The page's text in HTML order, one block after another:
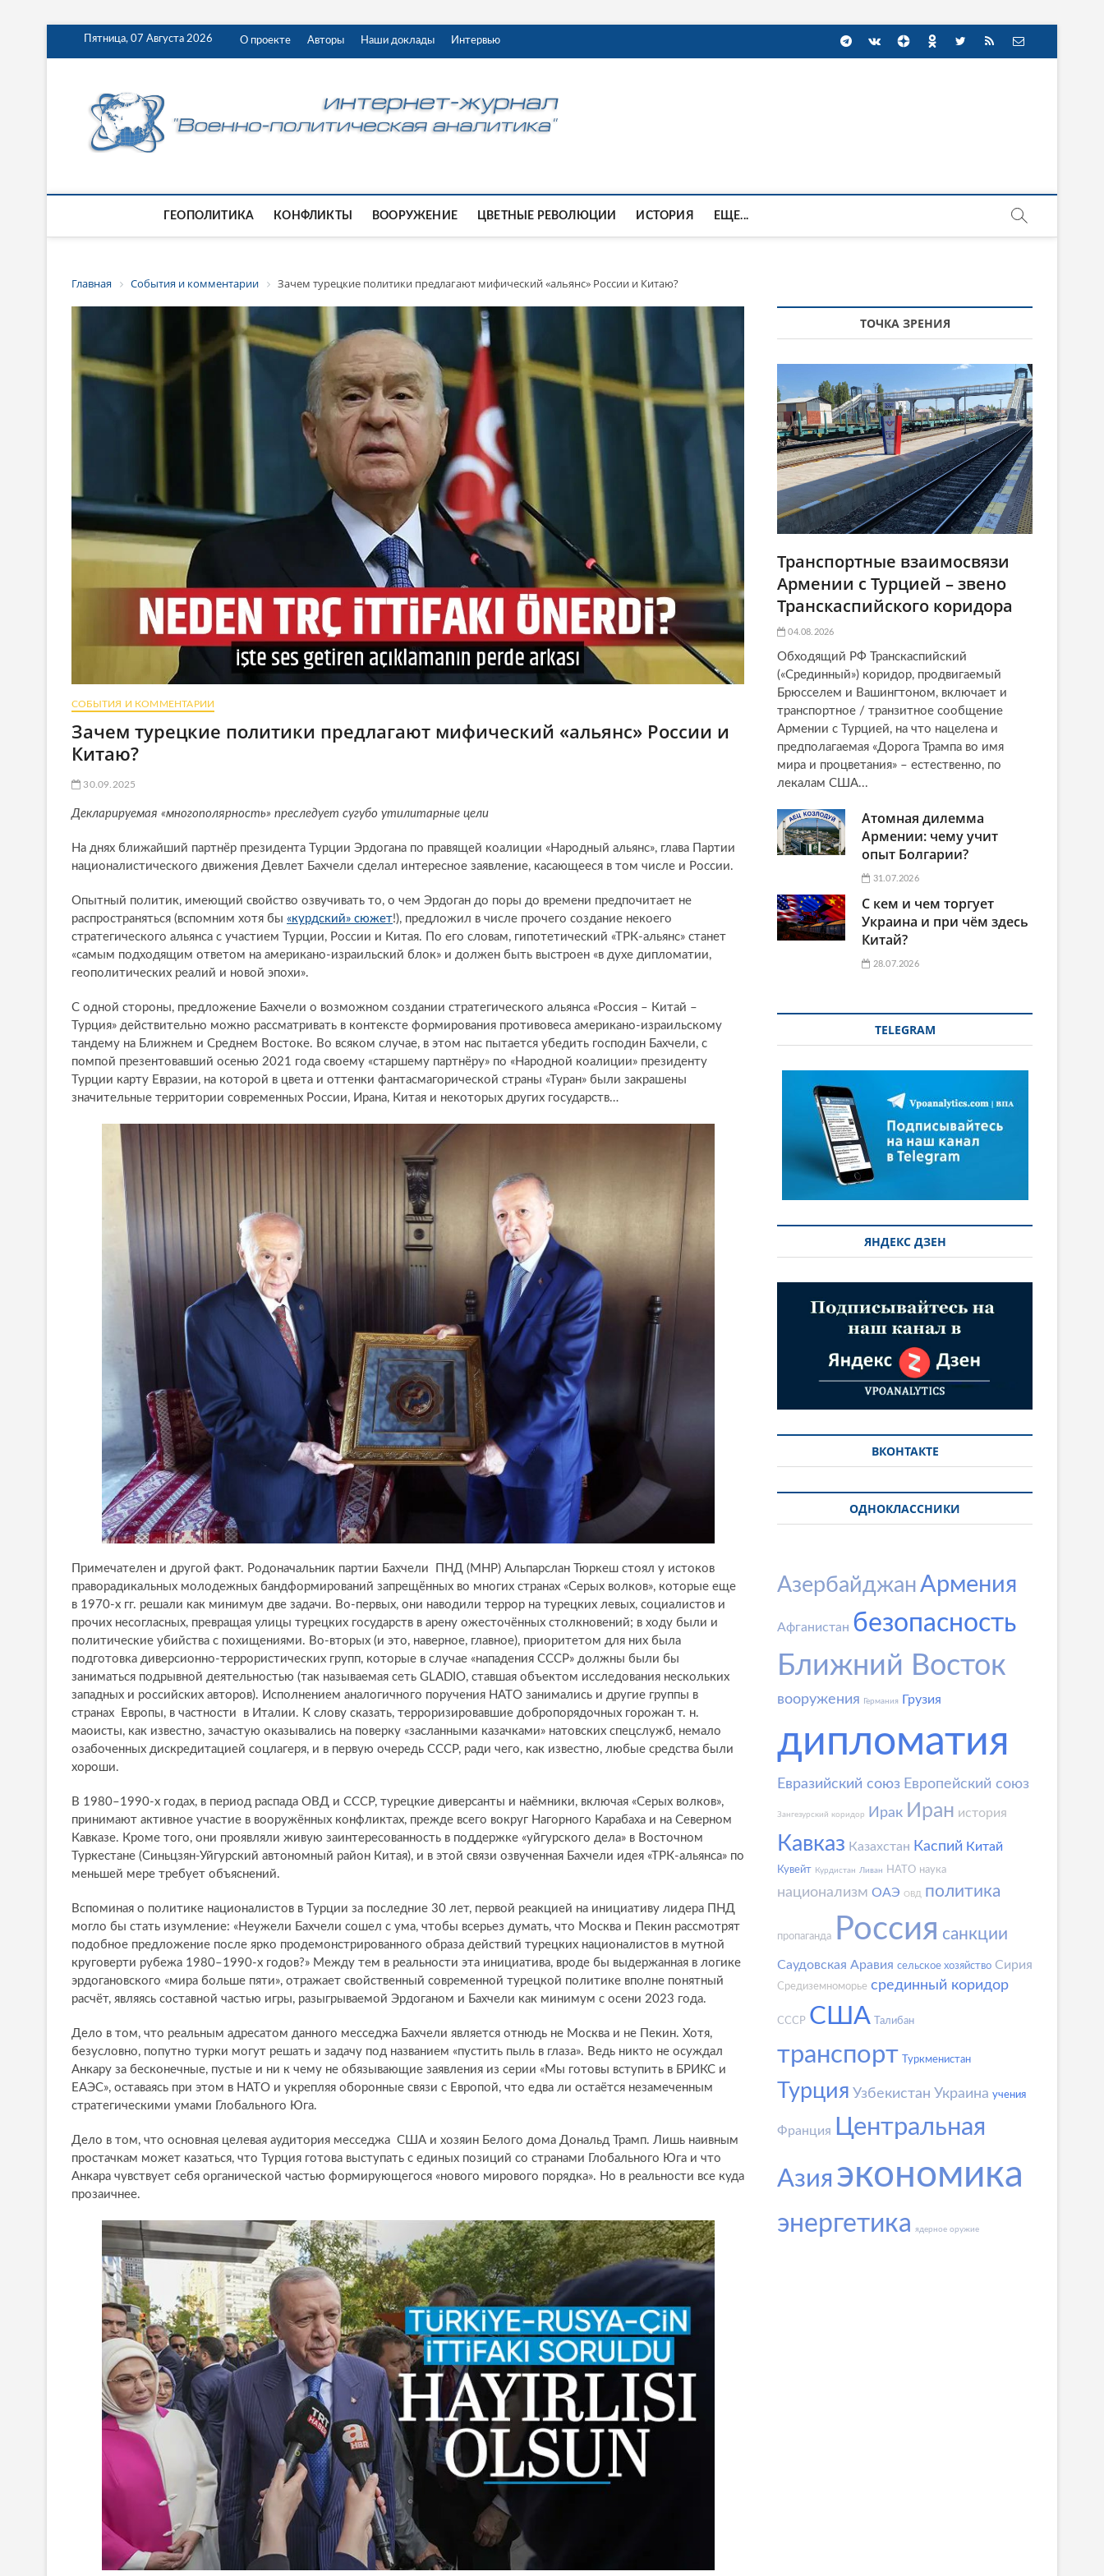
Пятница, 07 Августа 2026 О проекте Авторы Наши доклады Интервью
ГЕОПОЛИТИКА КОНФЛИКТЫ ВООРУЖЕНИЕ ЦВЕТНЫЕ РЕВОЛЮЦИИ ИСТОРИЯ ЕЩЕ...
Главная События и комментарии Зачем турецкие политики предлагают мифический «альянс» России и Китаю?
СОБЫТИЯ И КОММЕНТАРИИ
Зачем турецкие политики предлагают мифический «альянс» России и
Китаю?
30.09.2025
Декларируемая «многополярность» преследует сугубо утилитарные цели
На днях ближайший партнёр президента Турции Эрдогана по правящей коалиции «Народный альянс», глава Партии
националистического движения Девлет Бахчели сделал интересное заявление, касающееся в том числе и России.
Опытный политик, имеющий свойство озвучивать то, о чем Эрдоган до поры до времени предпочитает не
распространяться (вспомним хотя бы «курдский» сюжет!), предложил в числе прочего создание некоего
стратегического альянса с участием Турции, России и Китая. По его словам, гипотетический «ТРК-альянс» станет
«самым подходящим ответом на американо-израильский блок» и должен быть выстроен «в духе дипломатии,
геополитических реалий и новой эпохи».
С одной стороны, предложение Бахчели о возможном создании стратегического альянса «Россия – Китай –
Турция» действительно можно рассматривать в контексте формирования противовеса американо-израильскому
тандему на Ближнем и Среднем Востоке. Во всяком случае, в этом нас пытается убедить господин Бахчели, с
помпой презентовавший осенью 2021 года своему «старшему партнёру» по «Народной коалиции» президенту
Турции карту Евразии, на которой в цвета и оттенки фантасмагорической страны «Туран» были закрашены
значительные территории современных России, Ирана, Китая и некоторых других государств…
Примечателен и другой факт. Родоначальник партии Бахчели ПНД (МНР) Альпарслан Тюркеш стоял у истоков
праворадикальных молодежных бандформирований запрещённых во многих странах «Серых волков», которые еще
в 1970-х гг. решали как минимум две задачи. Во-первых, они наводили террор на турецких левых, социалистов и
прочих несогласных, превращая улицы турецких государств в арену ожесточённых столкновений; в ходу были и
политические убийства с похищениями. Во-вторых (и это, наверное, главное), приоритетом для них была
подготовка диверсионно-террористических групп, которые в случае «нападения СССР» должны были бы
заниматься подрывной деятельностью (так называемая сеть GLADIO, ставшая объектом исследования нескольких
западных и российских авторов). Исполнением аналогичного поручения НАТО занимались и другие группы в
странах Европы, в частности в Италии. К слову сказать, терроризировавшие добропорядочных горожан т. н.
маоисты, как известно, зачастую оказывались на поверку «засланными казачками» натовских спецслужб, немало
озабоченных дискредитацией соцлагеря, и в первую очередь СССР, ради чего, как известно, любые средства были
хороши.
В 1980–1990-х годах, в период распада ОВД и СССР, турецкие диверсанты и наёмники, включая «Серых волков»,
принимают активное участие в вооружённых конфликтах, прежде всего вокруг Нагорного Карабаха и на Северном
Кавказе. Кроме того, они проявляли живую заинтересованность в поддержке «уйгурского дела» в Восточном
Туркестане (Синьцзян-Уйгурский автономный район Китая), и в этой связи озвученная Бахчели идея «ТРК-альянса» по
меньшей мере требует объяснений.
Вспоминая о политике националистов в Турции за последние 30 лет, первой реакцией на инициативу лидера ПНД
могло бы стать изумление: «Неужели Бахчели сошел с ума, чтобы всерьез думать, что Москва и Пекин рассмотрят
подобное предложение после ярко продемонстрированного образа действий турецких националистов в мутной
круговерти рубежа 1980–1990-х годов?» Между тем в реальности эта инициатива, вроде бы выдержанная в логике
эрдогановского «мира больше пяти», отражает свойственный современной турецкой политике вполне понятный
расчёт, являясь составной частью игры, разыгрываемой Эрдоганом и Бахчели как минимум с осени 2023 года.
Дело в том, что реальным адресатом данного месседжа Бахчели является отнюдь не Москва и не Пекин. Хотя,
безусловно, попутно турки могут решать и задачу под названием «пустить пыль в глаза». Ведь никто не осуждал
Анкару за бесконечные, пустые и ни к чему не обязывающие заявления из серии «Мы готовы вступить в БРИКС и
ЕАЭС», оставаясь при этом в НАТО и укрепляя оборонные связи с Европой, что едва ли остаётся незамеченным
стратегическими умами Глобального Юга.
Дело в том, что основная целевая аудитория месседжа США и хозяин Белого дома Дональд Трамп. Лишь наивным
простачкам может казаться, что Турция готова выступать с единых позиций со странами Глобального Юга и что
Анкара чувствует себя органической частью формирующегося «нового мирового порядка». Но в реальности все куда
прозаичнее.
ТОЧКА ЗРЕНИЯ
Транспортные взаимосвязи
Армении с Турцией – звено
Транскаспийского коридора
04.08.2026
Обходящий РФ Транскаспийский
(«Срединный») коридор, продвигаемый
Брюсселем и Вашингтоном, включает и
транспортное / транзитное сообщение
Армении с Турцией, на что нацелена и
предполагаемая «Дорога Трампа во имя
мира и процветания» – естественно, по
лекалам США...
Атомная дилемма
Армении: чему учит
опыт Болгарии?
31.07.2026
С кем и чем торгует
Украина и при чём здесь
Китай?
28.07.2026
TELEGRAM
ЯНДЕКС ДЗЕН
ВКОНТАКТЕ
ОДНОКЛАССНИКИ
АзербайджанАрмения
Афганистан безопасность
Ближний Восток
вооружения Германия Грузия
дипломатия
Евразийский союз Европейский союз
Зангезурский коридор Ирак Иран история
Кавказ Казахстан Каспий Китай
Кувейт Курдистан Ливан НАТО наука
национализм ОАЭ ОВД политика
пропаганда Россия санкции
Саудовская Аравия сельское хозяйство Сирия
Средиземноморье срединный коридор
СССР США Талибан
транспорт Туркменистан
Турция Узбекистан Украина учения
Франция Центральная
Азия экономика
энергетика ядерное оружие